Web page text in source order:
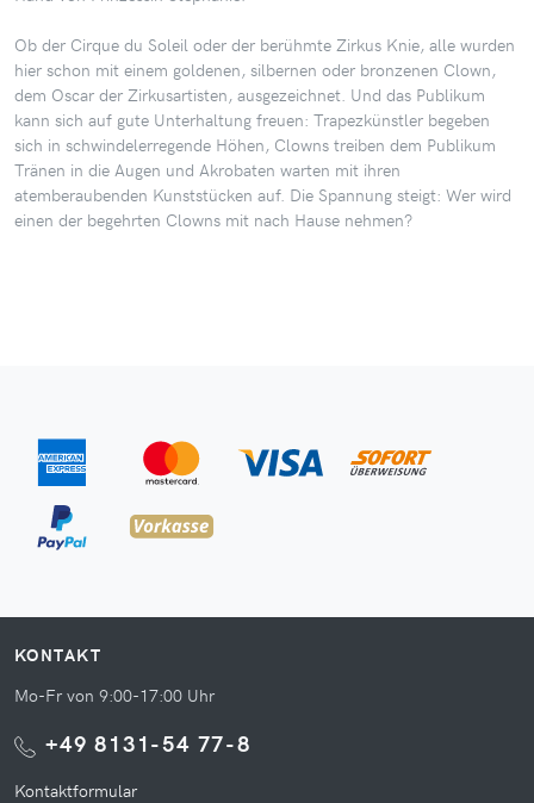
Ob der Cirque du Soleil oder der berühmte Zirkus Knie, alle wurden
hier schon mit einem goldenen, silbernen oder bronzenen Clown,
dem Oscar der Zirkusartisten, ausgezeichnet. Und das Publikum
kann sich auf gute Unterhaltung freuen: Trapezkünstler begeben
sich in schwindelerregende Höhen, Clowns treiben dem Publikum
Tränen in die Augen und Akrobaten warten mit ihren
atemberaubenden Kunststücken auf. Die Spannung steigt: Wer wird
einen der begehrten Clowns mit nach Hause nehmen?
KONTAKT
Mo-Fr von 9:00-17:00 Uhr
+49 8131-54 77-8
Kontaktformular